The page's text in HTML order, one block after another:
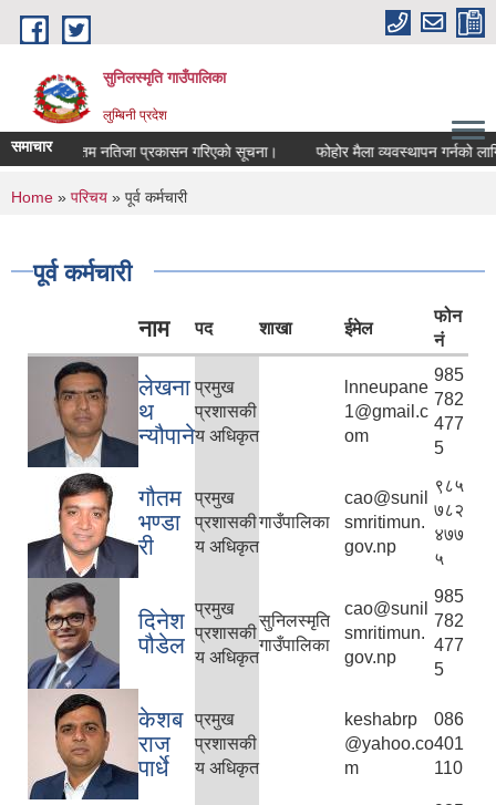
Skip to main content
सुनिलस्मृति गाउँपालिका
लुम्बिनी प्रदेश
समाचार
अन्तिम नतिजा प्रकासन गरिएकाे सूचना। फोहोर मैला व्यवस्थापन गर्नको लागि
You are here
Home » परिचय » पूर्व कर्मचारी
पूर्व कर्मचारी
नाम पद शाखा ईमेल
फोन
नं
लेखना
थ
न्यौपाने
प्रमुख
प्रशासकी
य अधिकृत
lnneupane
1@gmail.c
om
985
782
477
5
गौतम
भण्डा
री
प्रमुख
प्रशासकी
य अधिकृत
गाउँपालिका
cao@sunil
smritimun.
gov.np
९८५
७८२
४७७
५
दिनेश
पौडेल
प्रमुख
प्रशासकी
य अधिकृत
सुनिलस्मृति
गाउँपालिका
cao@sunil
smritimun.
gov.np
985
782
477
5
केशब
राज
पार्धे
प्रमुख
प्रशासकी
य अधिकृत
keshabrp
@yahoo.co
m
086
401
110